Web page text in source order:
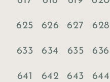
625 626 627 628
633 634 635 636
641 642 643 644